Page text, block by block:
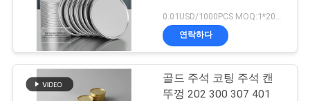
용
문
인쇄된 양철
15
연락하다
골드 주석 코팅 주석 캔
뚜껑 202 300 307 401